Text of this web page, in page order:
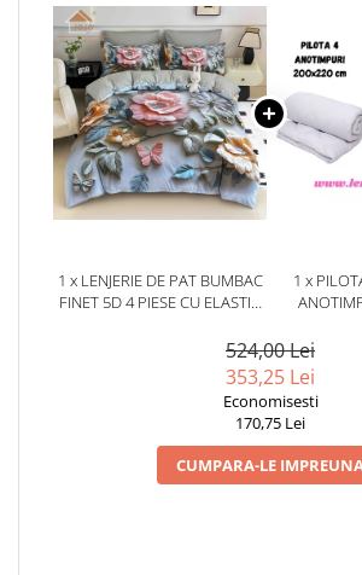
1 x LENJERIE DE PAT BUMBAC
FINET 5D 4 PIESE CU ELASTIC
1 x
524,00 Lei
353,25 Lei
Economisesti
170,75 Lei
CUMPARA-LE